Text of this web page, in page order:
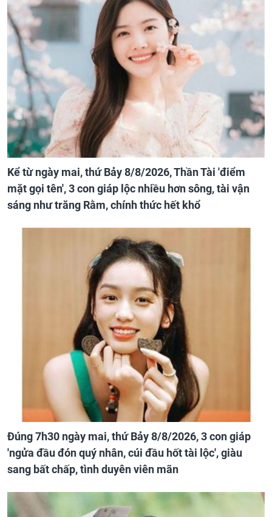
Kể từ ngày mai, thứ Bảy 8/8/2026, Thần Tài 'điểm
mặt gọi tên', 3 con giáp lộc nhiều hơn sông, tài vận
sáng như trăng Rằm, chính thức hết khổ
Đúng 7h30 ngày mai, thứ Bảy 8/8/2026, 3 con giáp
'ngửa đầu đón quý nhân, cúi đầu hốt tài lộc', giàu
sang bất chấp, tình duyên viên mãn